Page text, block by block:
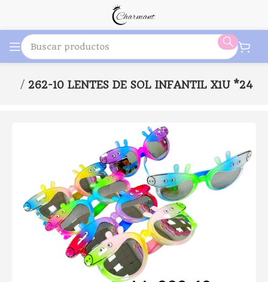
262-10 LENTES DE SOL INFANTIL X1U *24